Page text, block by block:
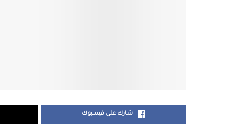
شارك على فيسبوك